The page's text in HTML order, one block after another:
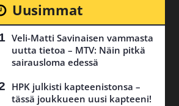
Uusimmat
Veli-Matti Savinaisen vammasta
uutta tietoa – MTV: Näin pitkä
sairausloma edessä
HPK julkisti kapteenistonsa –
tässä joukkueen uusi kapteeni!